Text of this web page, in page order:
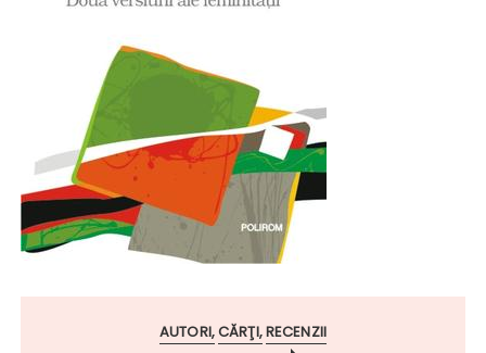
AUTORI CĂRŢI RECENZII